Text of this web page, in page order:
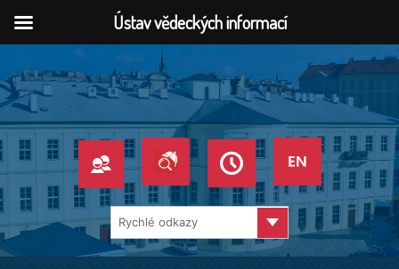
na
obsah
Ústav vědeckých informací